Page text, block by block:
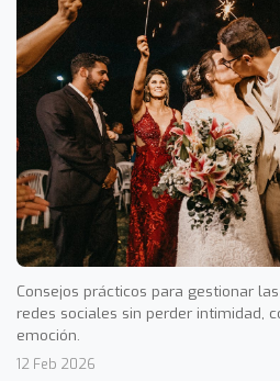
Consejos prácticos para gestionar
redes sociales sin perder intimidad,
emoción.
12 Feb 2026